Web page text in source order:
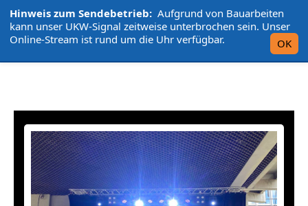
Hinweis zum Sendebetrieb: Aufgrund von Bauarbeiten
kann unser UKW-Signal zeitweise unterbrochen sein. Unser
Online-Stream ist rund um die Uhr verfügbar.
OK
L'UniCo